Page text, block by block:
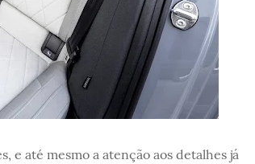
e até mesmo a atenção aos detalhes já